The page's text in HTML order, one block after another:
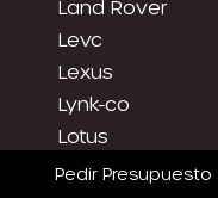
Land Rover
Levc
Lexus
Lynk-co
Lotus
Maxus
Pedir Presupuesto